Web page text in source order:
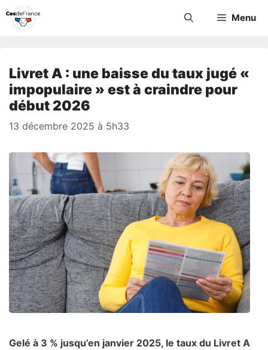
Aller
Menu
Livret A : une baisse du taux jugé «
impopulaire » est à craindre pour
début 2026
13 décembre 2025 à 5h33
Gelé à 3 % jusqu’en janvier 2025, le taux du Livret A